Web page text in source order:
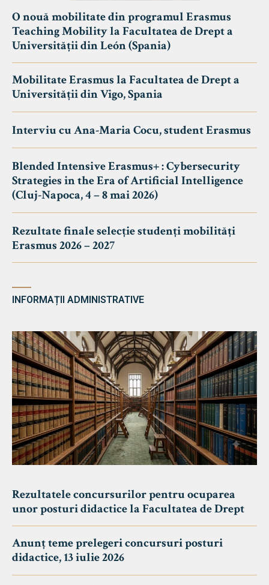
O nouă mobilitate din programul Erasmus
Teaching Mobility la Facultatea de Drept a
Universității din León (Spania)
Mobilitate Erasmus la Facultatea de Drept a
Universității din Vigo, Spania
Interviu cu Ana-Maria Cocu, student Erasmus
Blended Intensive Erasmus+ : Cybersecurity
Strategies in the Era of Artificial Intelligence
(Cluj-Napoca, 4 – 8 mai 2026)
Rezultate finale selecție studenți mobilități
Erasmus 2026 – 2027
INFORMAȚII ADMINISTRATIVE
Rezultatele concursurilor pentru ocuparea
unor posturi didactice la Facultatea de Drept
Anunț teme prelegeri concursuri posturi
didactice, 13 iulie 2026